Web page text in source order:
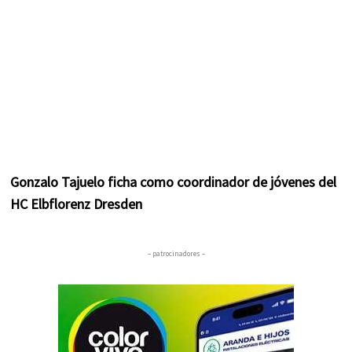
Gonzalo Tajuelo ficha como coordinador de jóvenes del
HC Elbflorenz Dresden
– patrocinadores –